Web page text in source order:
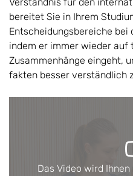
bereitet Sie in Ihrem
Entscheidungsbereiche
indem er immer wieder auf
Zusammenhänge eingeht,
fakten besser verständlich
Das Video wird